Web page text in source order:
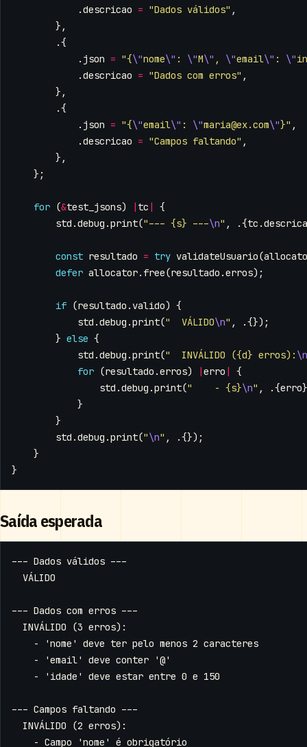
.descricao = "Dados válidos" ,
},
.{
. json = "{\"nome\" : \"M\" , \"email\" : \"
.descricao = "Dados com erros" ,
},
.{
. json = "{\"email\" : \"maria@ex.com\"}" ,
.descricao = "Campos faltando" ,
},
};
for (&test_jsons) | tc |
{
std .debug .print("--- {s} ---\n" , .{tc .
const resultado = try validateUsuario(
defer allocator. free(resultado .erros);
if (resultado . valido) {
std .debug .print("  VÁLIDO\n" ,
.{});
} else {
std .debug .print("  INVÁLIDO ({d} erros): \n
for (resultado .erros) |erro |
{
std .debug .print("    - {s}\n" , .{erro
}
}
std .debug .print("\n" ,
.{});
}
}
Saída esperada